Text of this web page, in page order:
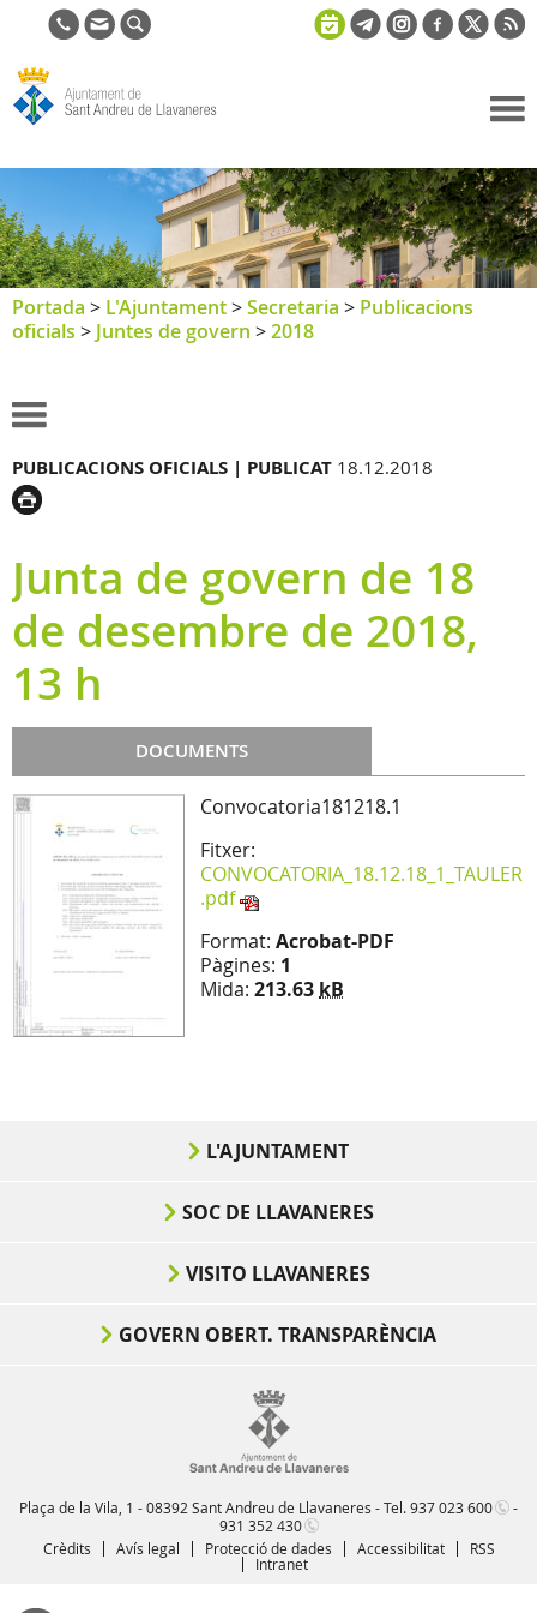
de Sant
Andreu de
Llavaneres
Portada > L'Ajuntament>Secretaria > Publicacions
oficials > Juntes de govern >2018
PUBLICACIONS OFICIALS | PUBLICAT 18.12.2018
Junta de govern de 18
de desembre de 2018,
13 h
DOCUMENTS
Convocatoria181218.1
Fitxer:
CONVOCATORIA_18.12.18_1_TAULER
.pdf
Format: Acrobat-PDF
Pàgines: 1
Mida: 213.63 kB
L'AJUNTAMENT
SOC DE LLAVANERES
VISITO LLAVANERES
GOVERN OBERT. TRANSPARÈNCIA
Plaça de la Vila, 1 - 08392 Sant Andreu de Llavaneres - Tel.937 023 600
-
931 352 430
Crèdits
Avís legal Protecció de dades Accessibilitat
RSS
Intranet